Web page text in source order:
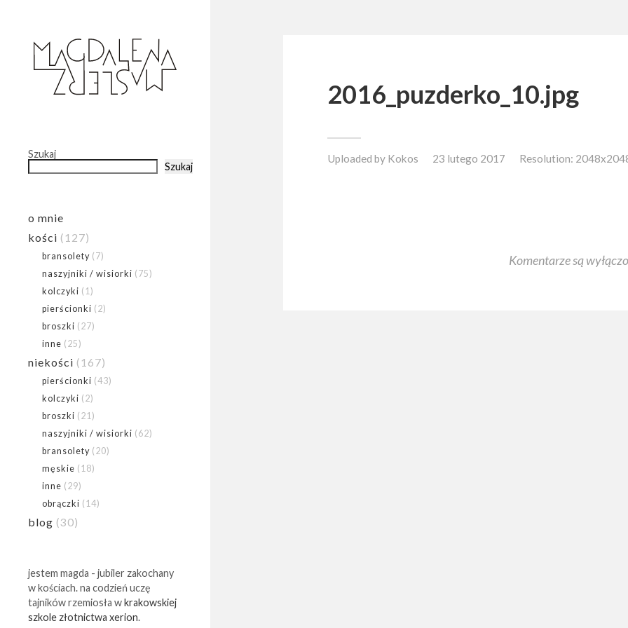
Szukaj
Szukaj
o mnie
kości (127)
bransolety (7)
naszyjniki / wisiorki (75)
kolczyki (1)
pierścionki (2)
broszki (27)
inne (25)
niekości (167)
pierścionki (43)
kolczyki (2)
broszki (21)
naszyjniki / wisiorki (62)
bransolety (20)
męskie (18)
inne (29)
obrączki (14)
blog (30)
jestem magda - jubiler zakochany
w kościach. na codzień uczę
tajników rzemiosła wkrakowskiej
szkole złotnictwa xerion.
2016_puzderko_10.jpg
Uploaded by Kokos 23 lutego 2017 Resolution:
Komentarze są